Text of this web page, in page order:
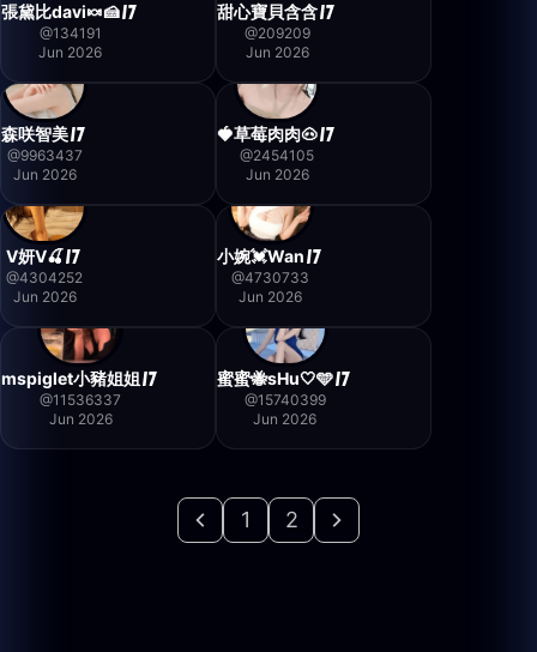
張黛比davi🍬🍰
@134191
Jun 2026
甜心寶貝含含
@209209
Jun 2026
森咲智美
@9963437
Jun 2026
🍓草莓肉肉🐽
@2454105
Jun 2026
V妍V🍒
@4304252
Jun 2026
小婉💓Wan
@4730733
Jun 2026
mspiglet小豬姐姐
@11536337
Jun 2026
蜜蜜🐝sHu🤍🩵
@15740399
Jun 2026
1 2